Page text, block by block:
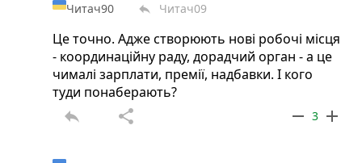
Читач90 reply Читач09
Це точно. Адже створюють нові робочі місця
- координаційну раду, дорадчий орган - а це
чималі зарплати, премії, надбавки. І кого
туди понаберають?
reply share remove 3 add